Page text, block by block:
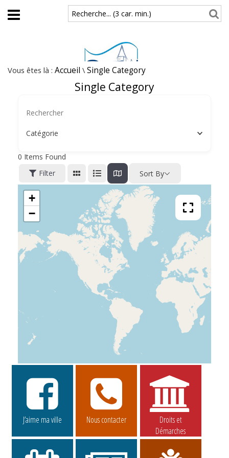
Aller au contenu principal
Recherche... (3 car. min.)
Vous êtes là : Accueil \ Single Category
Single Category
Catégorie
0 Items Found
Filter
Sort By
+
−
J’aime ma ville Nous contacter
Droits et
Démarches